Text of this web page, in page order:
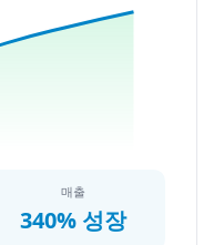
매출
340% 성장